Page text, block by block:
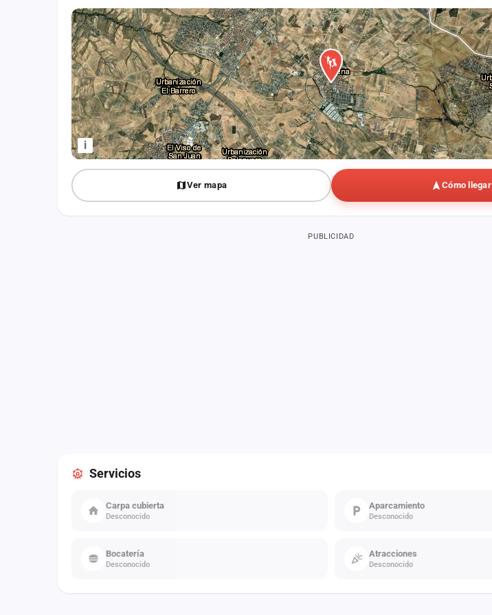
i
Ver mapa Cómo llegar
PUBLICIDAD
Servicios
Carpa cubierta
Desconocido
Aparcamiento
Desconocido
Bocatería
Desconocido
Atracciones
Desconocido
Iniciar sesión
Crear cuenta